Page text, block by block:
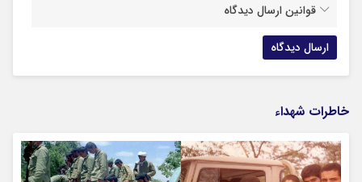
قوانین ارسال دیدگاه
خاطرات شهداء